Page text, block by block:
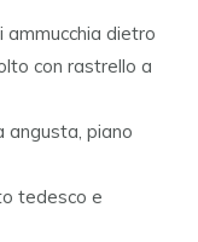
ammucchia dietro
con rastrello a
angusta, piano
tedesco e